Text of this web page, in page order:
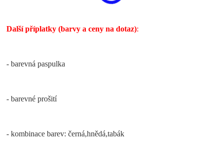
Další příplatky (barvy a ceny na dotaz):
- barevná paspulka
- barevné prošití
- kombinace barev: černá,hnědá,tabák